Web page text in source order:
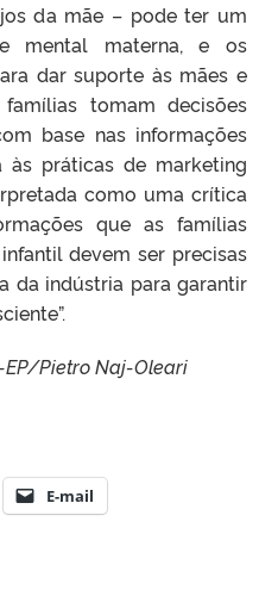
da mãe – pode ter um
mental materna, e os
dar suporte às mães e
tomam decisões
base nas informações
práticas de marketing
como uma crítica
que as famílias
devem ser precisas
da indústria para garantir
EP/Pietro Naj-Oleari
E-mail